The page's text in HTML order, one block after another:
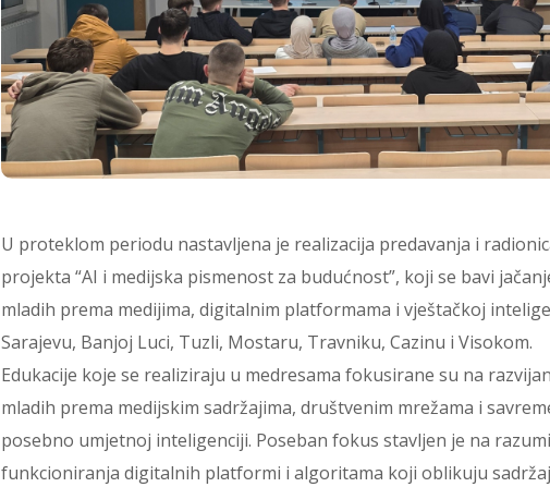
U proteklom periodu nastavljena je realizacija predavanja i
projekta “AI i medijska pismenost za budućnost”, koji se bavi
mladih prema medijima, digitalnim platformama i vještačkoj
Sarajevu, Banjoj Luci, Tuzli, Mostaru, Travniku, Cazinu i Visokom.
Edukacije koje se realiziraju u medresama fokusirane su na
mladih prema medijskim sadržajima, društvenim mrežama i
posebno umjetnoj inteligenciji. Poseban fokus stavljen je na
funkcioniranja digitalnih platformi i algoritama koji oblikuju